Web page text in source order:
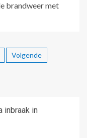
brandweer met
Volgende
inbraak in